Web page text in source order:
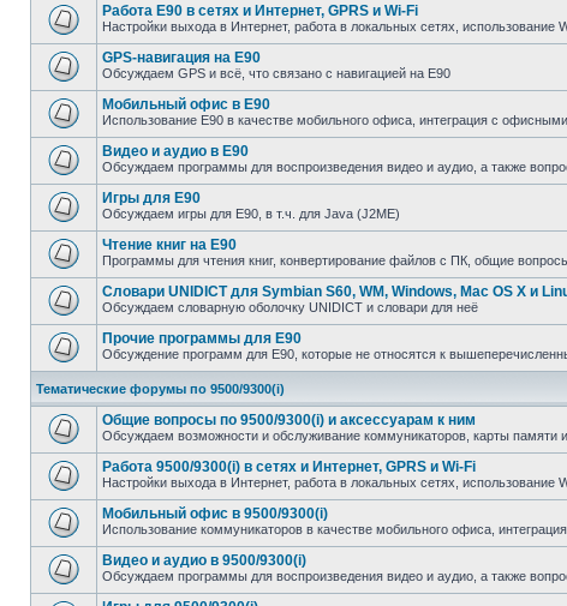
Работа E90 в сетях и Интернет, GPRS и Wi-Fi
Настройки выхода в Интернет, работа в локальных сетях, использование
GPS-навигация на E90
Обсуждаем GPS и всё, что связано с навигацией на E90
Мобильный офис в E90
Использование E90 в качестве мобильного офиса, интеграция с
Видео и аудио в E90
Обсуждаем программы для воспроизведения видео и аудио, а также
Игры для E90
Обсуждаем игры для E90, в т.ч. для Java (J2ME)
Чтение книг на E90
Программы для чтения книг, конвертирование файлов с ПК, общие
Словари UNIDICT для Symbian S60, WM, Windows, Mac OS X и
Обсуждаем словарную оболочку UNIDICT и словари для неё
Прочие программы для E90
Обсуждение программ для E90, которые не относятся к
Тематические форумы по 9500/9300(i)
Общие вопросы по 9500/9300(i) и аксессуарам к ним
Обсуждаем возможности и обслуживание коммуникаторов, карты памяти
Работа 9500/9300(i) в сетях и Интернет, GPRS и Wi-Fi
Настройки выхода в Интернет, работа в локальных сетях, использование
Мобильный офис в 9500/9300(i)
Использование коммуникаторов в качестве мобильного офиса,
Видео и аудио в 9500/9300(i)
Обсуждаем программы для воспроизведения видео и аудио, а также